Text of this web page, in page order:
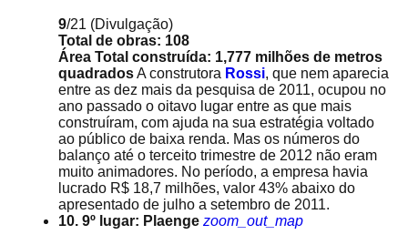
9/21 (Divulgação)
Total de obras: 108
Área Total construída: 1,777 milhões de metros
quadradosA construtora Rossi, que nem aparecia
entre as dez mais da pesquisa de 2011, ocupou no
ano passado o oitavo lugar entre as que mais
construíram, com ajuda na sua estratégia voltado
ao público de baixa renda. Mas os números do
balanço até o terceito trimestre de 2012 não eram
muito animadores. No período, a empresa havia
lucrado R$ 18,7 milhões, valor 43% abaixo do
apresentado de julho a setembro de 2011.
10. 9º lugar: Plaenge zoom_out_map